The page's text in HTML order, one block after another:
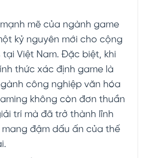
mẽ của ngành game
kỷ nguyên mới cho cộng
Việt Nam. Đặc biệt, khi
thức xác định game là
công nghiệp văn hóa
không còn đơn thuần
trí mà đã trở thành lĩnh
đậm dấu ấn của thế